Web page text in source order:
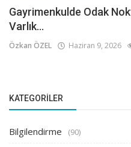
Gayrimenkulde Odak
Varlık...
Özkan ÖZEL Haziran 9, 2026
KATEGORILER
Bilgilendirme (90)